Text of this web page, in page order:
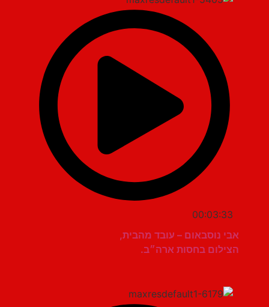
00:03:33
אבי נוסבאום – עובד מהבית,
הצילום בחסות ארה״ב.